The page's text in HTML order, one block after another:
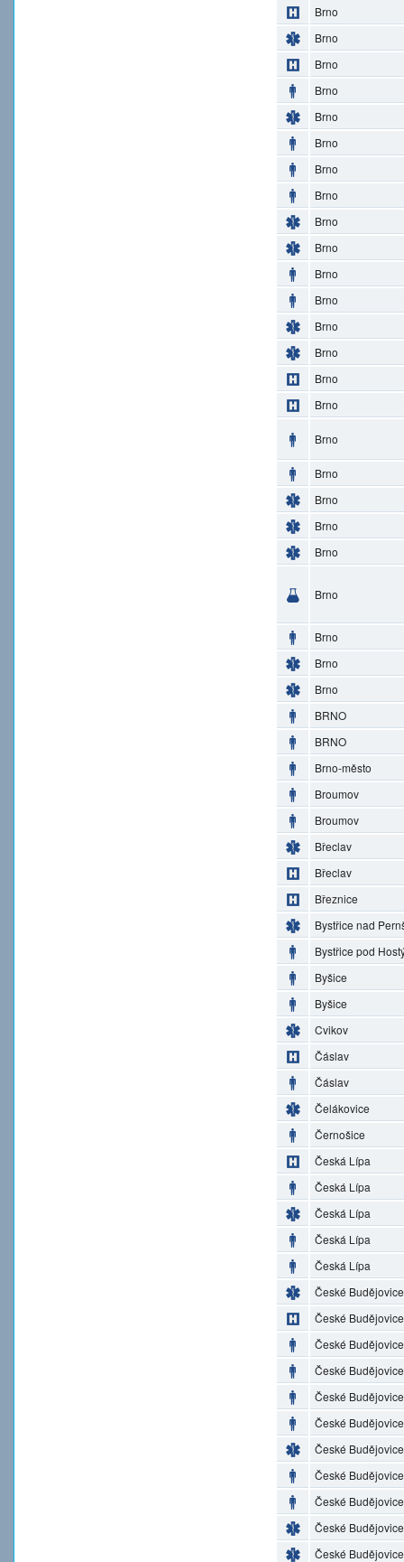
Brno
Brno
Brno
Brno
Brno
Brno
Brno
Brno
Brno
Brno
Brno
Brno
Brno
Brno
Brno
Brno
Brno
Brno
Brno
Brno
Brno
Brno
Brno
Brno
Brno
BRNO
BRNO
Brno-město
Broumov
Broumov
Břeclav
Břeclav
Březnice
Bystřice nad
Bystřice pod
Byšice
Byšice
Cvikov
Čáslav
Čáslav
Čelákovice
Černošice
Česká Lípa
Česká Lípa
Česká Lípa
Česká Lípa
Česká Lípa
České Budějovice
České Budějovice
České Budějovice
České Budějovice
České Budějovice
České Budějovice
České Budějovice
České Budějovice
České Budějovice
České Budějovice
České Budějovice